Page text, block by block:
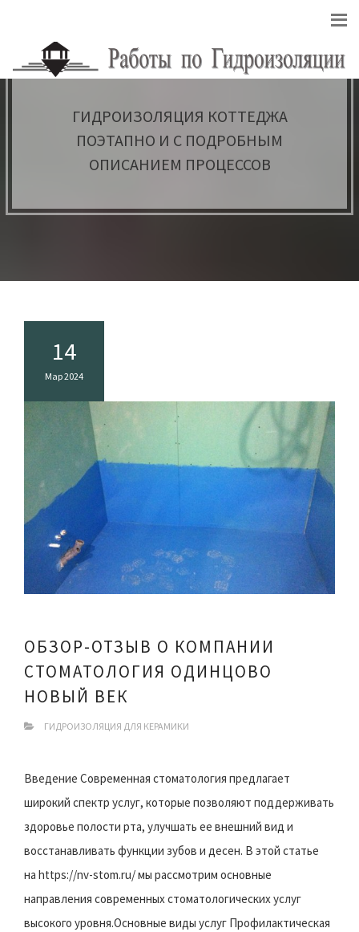
ГИДРОИЗОЛЯЦИЯ КОТТЕДЖА
ПОЭТАПНО И С ПОДРОБНЫМ
ОПИСАНИЕМ ПРОЦЕССОВ
14
Мар 2024
ОБЗОР-ОТЗЫВ О КОМПАНИИ
СТОМАТОЛОГИЯ ОДИНЦОВО
НОВЫЙ ВЕК
ГИДРОИЗОЛЯЦИЯ ДЛЯ КЕРАМИКИ
Введение Современная стоматология предлагает
широкий спектр услуг, которые позволяют поддерживать
здоровье полости рта, улучшать ее внешний вид и
восстанавливать функции зубов и десен. В этой статье
на https://nv-stom.ru/ мы рассмотрим основные
направления современных стоматологических услуг
высокого уровня.Основные виды услуг Профилактическая